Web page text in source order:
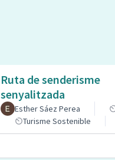
Ruta de senderisme
senyalitzada
Esther Sáez Perea
Turisme Sostenible